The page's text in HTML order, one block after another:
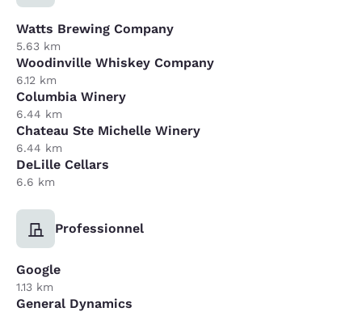
Watts Brewing Company
5.63 km
Woodinville Whiskey Company
6.12 km
Columbia Winery
6.44 km
Chateau Ste Michelle Winery
6.44 km
DeLille Cellars
6.6 km
Professionnel
Google
1.13 km
General Dynamics